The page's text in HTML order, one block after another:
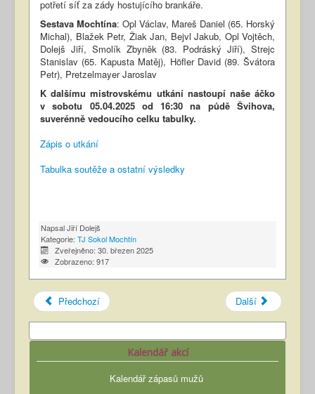
potřetí síť za zády hostujícího brankáře.
Sestava Mochtína: Opl Václav, Mareš Daniel (65. Horský
Michal), Blažek Petr, Žiak Jan, Bejvl Jakub, Opl Vojtěch,
Dolejš Jiří, Smolík Zbyněk (83. Podráský Jiří), Strejc
Stanislav (65. Kapusta Matěj), Höfler David (89. Švátora
Petr), Pretzelmayer Jaroslav
K dalšímu mistrovskému utkání nastoupí naše áčko
v sobotu 05.04.2025 od 16:30 na půdě Švihova,
suverénně vedoucího celku tabulky.
Zápis o utkání
Tabulka soutěže a ostatní výsledky
NapsalJiří Dolejš
Kategorie: TJ Sokol Mochtín
Zveřejněno: 30. březen 2025
Zobrazeno: 917
Předchozí Další
Kalendář akcí
Kalendář zápasů mužů